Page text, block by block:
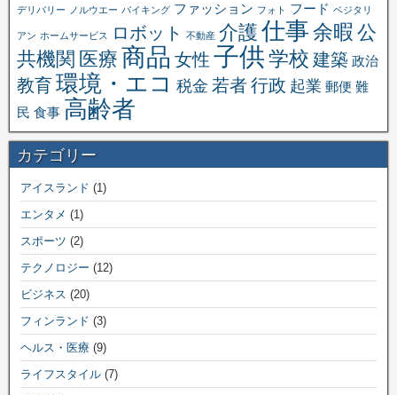
デリバリー ノルウエー バイキング ファッション フォト フード ベジタリ
アン ホームサービス ロボット 不動産 介護 仕事余暇 公
共機関 医療 商品 女性 子供学校 建築 政治
教育環境・エコ 税金 若者行政 起業 郵便 難
民 食事 高齢者
カテゴリー
アイスランド (1)
エンタメ (1)
スポーツ (2)
テクノロジー (12)
ビジネス (20)
フィンランド (3)
ヘルス・医療 (9)
ライフスタイル (7)